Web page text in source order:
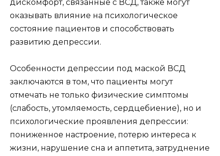
дискомфорт, связанные с ВСД, также могут
оказывать влияние на психологическое
состояние пациентов и способствовать
развитию депрессии.
Особенности депрессии под маской ВСД
заключаются в том, что пациенты могут
отмечать не только физические симптомы
(слабость, утомляемость, сердцебиение), но и
психологические проявления депрессии:
пониженное настроение, потерю интереса к
жизни, нарушение сна и аппетита, затруднение